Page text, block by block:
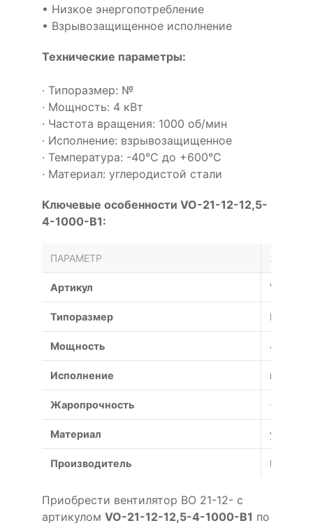
• Низкое энергопотребление
• Взрывозащищенное исполнение
Технические параметры:
· Типоразмер: №
· Мощность: 4 кВт
· Частота вращения: 1000 об/мин
· Исполнение: взрывозащищенное
· Температура: -40°С до +600°С
· Материал: углеродистой стали
Ключевые особенности VO-21-12-12,5-
4-1000-B1:
ПАРАМЕТР
Артикул VO-21-
Типоразмер №
Мощность 4 кВт
Исполнение
Жаропрочность +600°С
Материал
Производитель Россия
Приобрести вентилятор ВО 21-12- с
артикулом VO-21-12-12,5-4-1000-B1 по